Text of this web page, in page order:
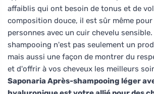
affaiblis qui ont besoin de tonus et de
composition douce, il est sûr même pour
personnes avec un cuir chevelu
shampooing n'est pas seulement un
mais aussi une façon de montrer du
et d'offrir à vos cheveux les meilleurs
Saponaria Après-shampooing léger